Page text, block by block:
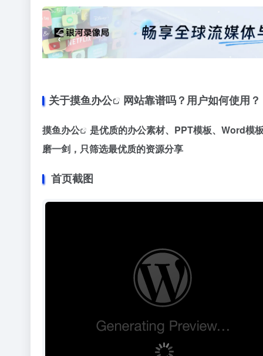
‹
关于摸鱼办公 网站靠谱吗？用户如何使用？
摸鱼办公
是优质的办公素材、PPT模板、Word模
磨一剑，只筛选最优质的资源分享
首页截图